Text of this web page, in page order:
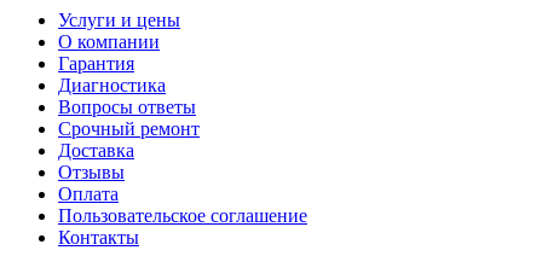
Услуги и цены
О компании
Гарантия
Диагностика
Вопросы ответы
Срочный ремонт
Доставка
Отзывы
Оплата
Пользовательское соглашение
Контакты